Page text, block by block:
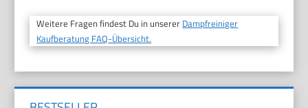
Weitere Fragen findest Du in unserer Dampfreiniger
Kaufberatung FAQ-Übersicht.